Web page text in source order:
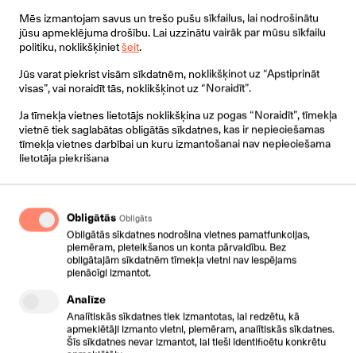
Iespējas:
4.3" 480 x 272-pikseļu krāsainais displejs
16 VoIP līnijas
Divu krāsu gaismas diodes
2xRJ45 gigabit porti ar PoE
Austiņu pieslēgšanas iespējas
Sarunu ieraksta iespēja uz Flash atmiņas kartes
Bluetooth austiņu pieslēgšanas iespēja caur BT40
WiFi pieslēguma iespēja caur WF40
Mēs izmantojam savus un trešo pušu sīkfailus, lai nodrošinātu
jūsu apmeklējuma drošību. Lai uzzinātu vairāk par mūsu sīkfailu
politiku, noklikšķinietšeit.
Jūs varat piekrist visām sīkdatnēm, noklikšķinot uz “Apstiprināt
visas”, vai noraidīt tās, noklikšķinot uz “Noraidīt”.
Ja tīmekļa vietnes lietotājs noklikšķina uz pogas “Noraidīt”, tīmekļa
vietnē tiek saglabātas obligātās sīkdatnes, kas ir nepieciešamas
tīmekļa vietnes darbībai un kuru izmantošanai nav nepieciešama
lietotāja piekrišana
Obligātās Obligāts
Obligātās sīkdatnes nodrošina vietnes pamatfunkcijas,
piemēram, pieteikšanos un konta pārvaldību. Bez
obligātajām sīkdatnēm tīmekļa vietni nav iespējams
pienācīgi izmantot.
Analīze
Analītiskās sīkdatnes tiek izmantotas, lai redzētu, kā
apmeklētāji izmanto vietni, piemēram, analītiskās sīkdatnes.
Šīs sīkdatnes nevar izmantot, lai tieši identificētu konkrētu